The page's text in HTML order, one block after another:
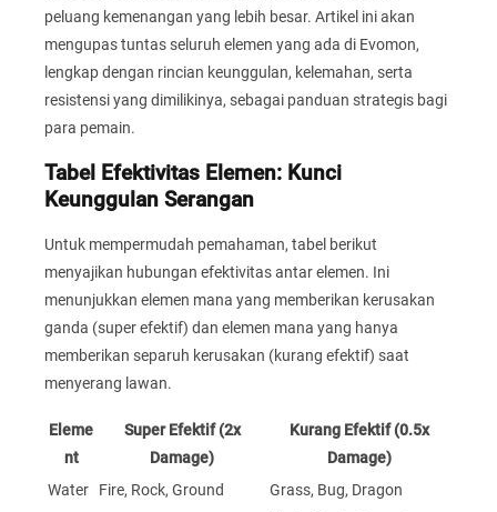
peluang kemenangan yang lebih besar. Artikel ini akan
mengupas tuntas seluruh elemen yang ada di Evomon,
lengkap dengan rincian keunggulan, kelemahan, serta
resistensi yang dimilikinya, sebagai panduan strategis bagi
para pemain.
Tabel Efektivitas Elemen: Kunci
Keunggulan Serangan
Untuk mempermudah pemahaman, tabel berikut
menyajikan hubungan efektivitas antar elemen. Ini
menunjukkan elemen mana yang memberikan kerusakan
ganda (super efektif) dan elemen mana yang hanya
memberikan separuh kerusakan (kurang efektif) saat
menyerang lawan.
Eleme
nt
Super Efektif (2x
Damage)
Kurang Efektif (0.5x
Damage)
Water
Fire, Rock, Ground Grass, Bug, Dragon